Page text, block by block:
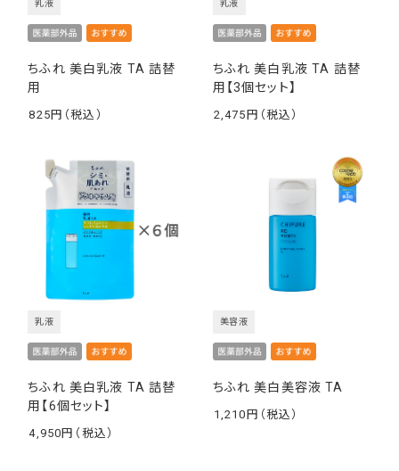
ちふれ 美白乳液 TA 詰替
用
乳液
825
ちふれ 美白乳液 TA 詰替
用【3個セット】
乳液
2,475
ちふれ 美白乳液 TA 詰替
用【6個セット】
乳液
4,950
ちふれ 美白美容液 TA
美容液
1,210